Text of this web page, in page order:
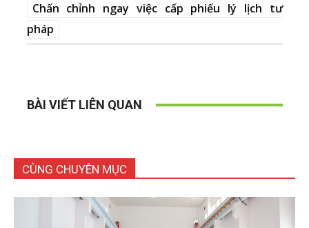
Chấn chỉnh ngay việc cấp phiếu lý lịch tư
pháp
BÀI VIẾT LIÊN QUAN
CÙNG CHUYÊN MỤC